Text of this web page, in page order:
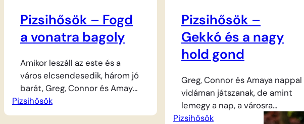
Pizsihősök – Fogd
a vonatra bagoly
Amikor leszáll az este és a
város elcsendesedik, három jó
barát, Greg, Connor és Amaya
különleges küldetésre indul. A
bűnözők és a rosszakarók
Pizsihősök
Pizsihősök –
Gekkó és a nagy
hold gond
Greg, Connor és Amaya nappal
vidáman játszanak, de amint
lemegy a nap, a városra
veszély leselkedik. A három jó
Pizsihősök